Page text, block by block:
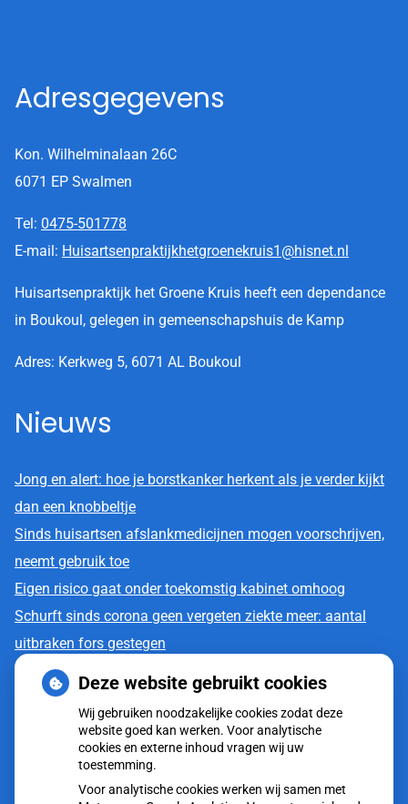
Adresgegevens
Kon. Wilhelminalaan 26C
6071 EP Swalmen
Tel: 0475-501778
E-mail: Huisartsenpraktijkhetgroenekruis1@hisnet.nl
Huisartsenpraktijk het Groene Kruis heeft een dependance
in Boukoul, gelegen in gemeenschapshuis de Kamp
Adres: Kerkweg 5, 6071 AL Boukoul
Nieuws
Jong en alert: hoe je borstkanker herkent als je verder kijkt
dan een knobbeltje
Sinds huisartsen afslankmedicijnen mogen voorschrijven,
neemt gebruik toe
Eigen risico gaat onder toekomstig kabinet omhoog
Schurft sinds corona geen vergeten ziekte meer: aantal
uitbraken fors gestegen
CZ vergoedt zorg van twee gespecialiseerde
revalidatieartsen niet meer
Deze website gebruikt cookies
Wij gebruiken noodzakelijke cookies zodat deze
website goed kan werken. Voor analytische
cookies en externe inhoud vragen wij uw
toestemming.
Voor analytische cookies werken wij samen met